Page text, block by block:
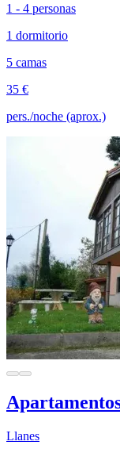
1 - 4 personas
1 dormitorio
5 camas
35 €
pers./noche (aprox.)
Llanes